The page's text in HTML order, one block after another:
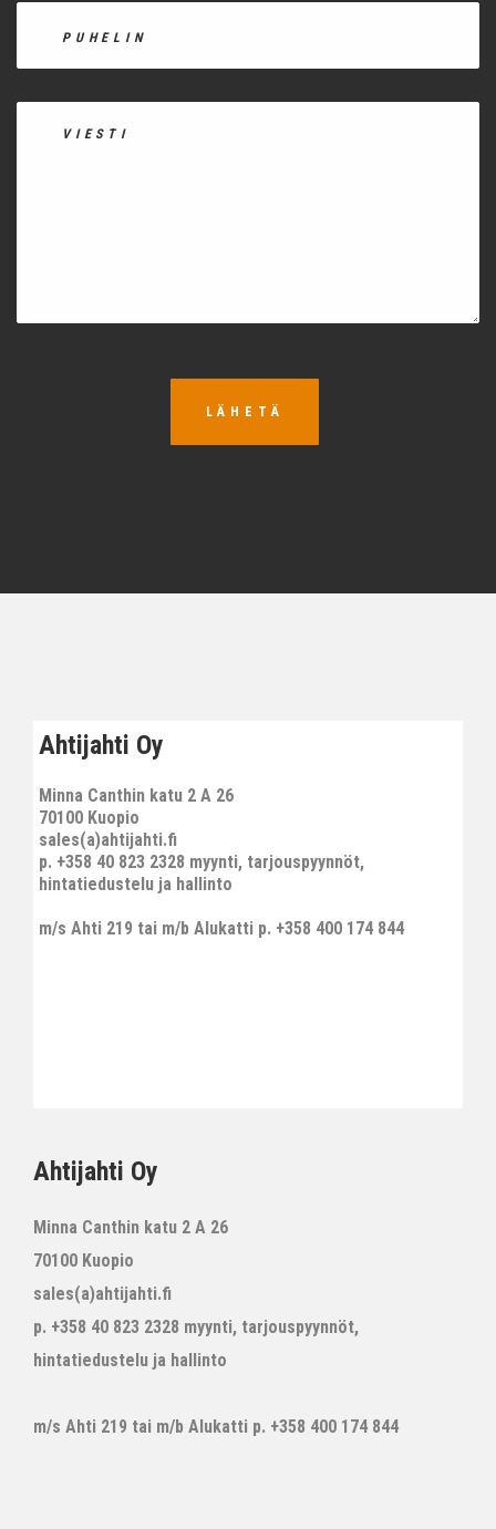
LÄHETÄ
Ahtijahti Oy
Minna Canthin katu 2 A 26
70100 Kuopio
sales(a)ahtijahti.fi
p. +358 40 823 2328 myynti, tarjouspyynnöt,
hintatiedustelu ja hallinto
m/s Ahti 219 tai m/b Alukatti p. +358 400 174 844
Ahtijahti Oy
Minna Canthin katu 2 A 26
70100 Kuopio
sales(a)ahtijahti.fi
p. +358 40 823 2328 myynti, tarjouspyynnöt,
hintatiedustelu ja hallinto
m/s Ahti 219 tai m/b Alukatti p. +358 400 174 844